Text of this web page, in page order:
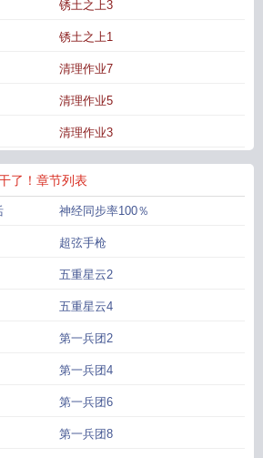
了公司与帝国的棋盘，直接拿着自己的棋子吃了对
军！”【航行指南】1.女主剧情流，男主挂件，感情
达星系赛博风，落后星系废土风。4.文中一切人
均为虚构，如有雷同，实属巧合，没有任何现实隐
是向进入城市的商人收税的官方职位。但如今的
当中延生出许多含义：?拾荒者。?清洁工。?食腐
星际清洁工txt电子书在线
结局是什么星际清洁工笔趣阁TXT星际清洁工无
星际清洁星际清洁工笔趣阁最新章节更
更新消息 星际清洁工笔趣阁最新章节更新时间
锈土之上3
锈土之上1
清理作业7
清理作业5
清理作业3
了！ 章节列表
神经同步率100％
超弦手枪
五重星云2
五重星云4
第一兵团2
第一兵团4
第一兵团6
第一兵团8